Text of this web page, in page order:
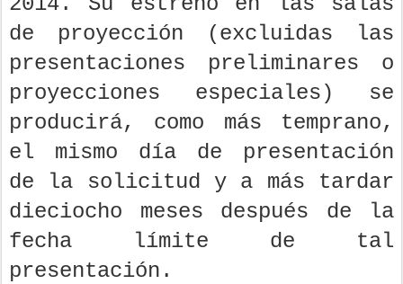
de proyección (excluidas las
presentaciones preliminares o
proyecciones especiales) se
producirá, como más temprano,
el mismo día de presentación
de la solicitud y a más tardar
dieciocho meses después de la
fecha límite de tal
presentación.